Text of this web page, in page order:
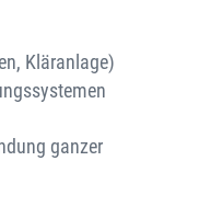
Kläranlage)
ganzer